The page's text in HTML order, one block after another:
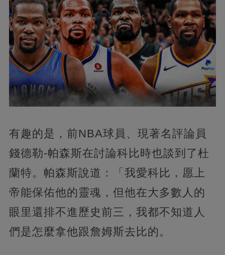
有趣的是，前NBA球員、現著名評論員
錢德勒-帕森斯在討論科比時也談到了杜
蘭特。帕森斯說道：「我愛科比，愿上
帝能保佑他的靈魂，但他在大多數人的
眼里還排不進歷史前三，我都不知道人
們是怎麼拿他跟詹姆斯去比的。